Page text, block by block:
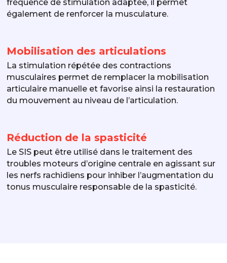
fréquence de stimulation adaptée, il permet
également de renforcer la musculature.
Mobilisation des articulations
La stimulation répétée des contractions
musculaires permet de remplacer la mobilisation
articulaire manuelle et favorise ainsi la restauration
du mouvement au niveau de l’articulation.
Réduction de la spasticité
Le SIS peut être utilisé dans le traitement des
troubles moteurs d’origine centrale en agissant sur
les nerfs rachidiens pour inhiber l’augmentation du
tonus musculaire responsable de la spasticité.